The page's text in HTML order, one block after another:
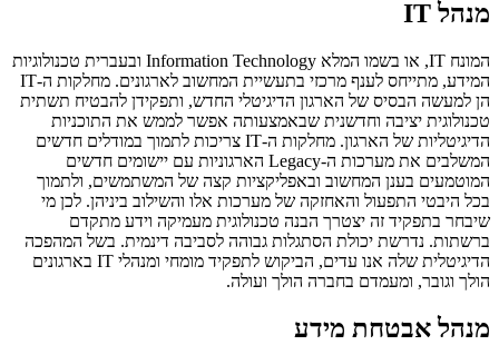
מנהל IT
המונח IT, או בשמו המלא Information Technology ובעברית טכנולוגיות
המידע, מתייחס לענף מרכזי בתעשיית המחשוב לארגונים. מחלקות ה-IT
הן למעשה הבסיס של הארגון הדיגיטלי החדש, ותפקידן להבטיח תשתית
טכנולוגית יציבה וחדשנית שבאמצעותה אפשר לממש את התוכניות
הדיגיטליות של הארגון. מחלקות ה-IT צריכות לתמוך במודלים חדשים
המשלבים את מערכות ה-Legacy הארגוניות עם יישומים חדשים
המוטמעים בענן המחשוב ובאפליקציות קצה של המשתמשים, ולתמוך
בכל היבטי התפעול והאחזקה של מערכות אלו והשילוב ביניהן. לכן מי
שיבחר בתפקיד זה יצטרך הבנה טכנולוגית מעמיקה וידע מתקדם
ברשתות. נדרשת יכולת הסתגלות גבוהה לסביבה דינמית. בשל המהפכה
הדיגיטלית שלה אנו עדים, הביקוש לתפקיד מומחי ומנהלי IT בארגונים
הולך וגובר, ומעמדם בחברה הולך ועולה.
מנהל אבטחת מידע